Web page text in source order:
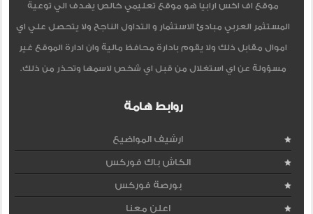
موقع اف اكس ارابيا هو موقع تعليمي خالص يهدف الي توعية
المستثمر العربي مبادئ الاستثمار و التداول الناجح ولا يتحصل علي اي
اموال مقابل ذلك ولا يقوم بادارة محافظ مالية وان ادارة الموقع غير
مسؤولة عن اي استغلال من قبل اي شخص لاسمها وتحذر من ذلك.
روابط هامة
ارشيف المواضيع
الكاش باك فوركس
بورصة فوركس
اعلن معنا